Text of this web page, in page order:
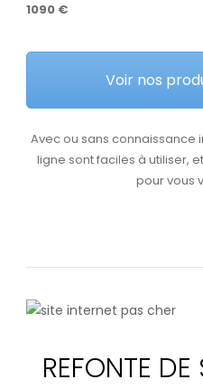
1090 €
Voir nos
Avec ou sans connaissance
ligne sont faciles à utiliser,
pour vous
REFONTE DE